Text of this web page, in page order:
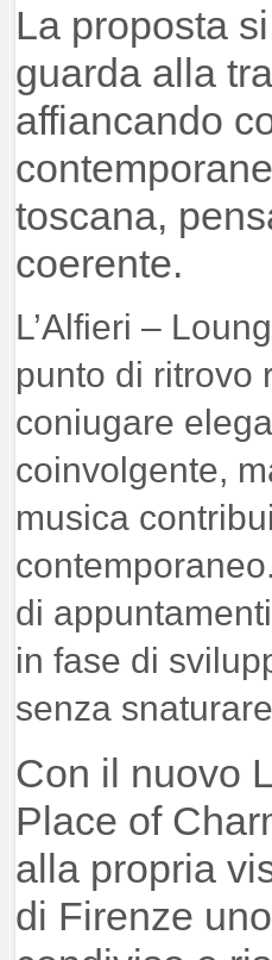
La proposta
guarda alla
affiancando
toscana,
coerente.
L’Alfieri –
punto di ritrovo
coniugare
coinvolgente,
musica
di
in fase di
senza
Con il nuovo
Place of
alla propria
di Firenze